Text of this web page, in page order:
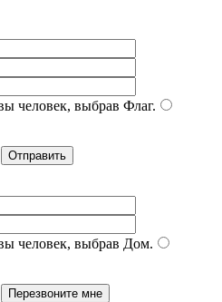
человек, выбрав Флаг.
человек, выбрав Дом.